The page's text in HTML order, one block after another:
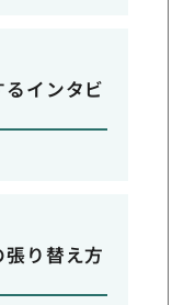
インタビ
り替え方